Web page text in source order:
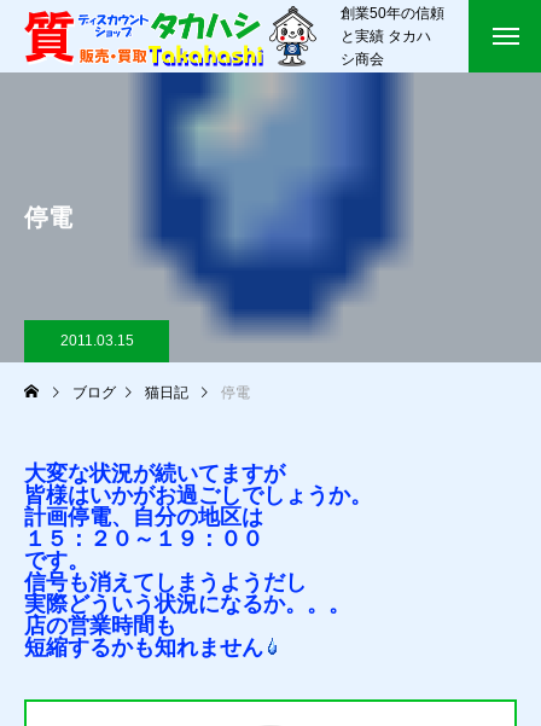
創業50年の信頼
と実績 タカハ
シ商会
停電
2011.03.15
ブログ 猫日記 停電
大変な状況が続いてますが
皆様はいかがお過ごしでしょうか。
計画停電、自分の地区は
１５：２０～１９：００
です。
信号も消えてしまうようだし
実際どういう状況になるか。。。
店の営業時間も
短縮するかも知れません